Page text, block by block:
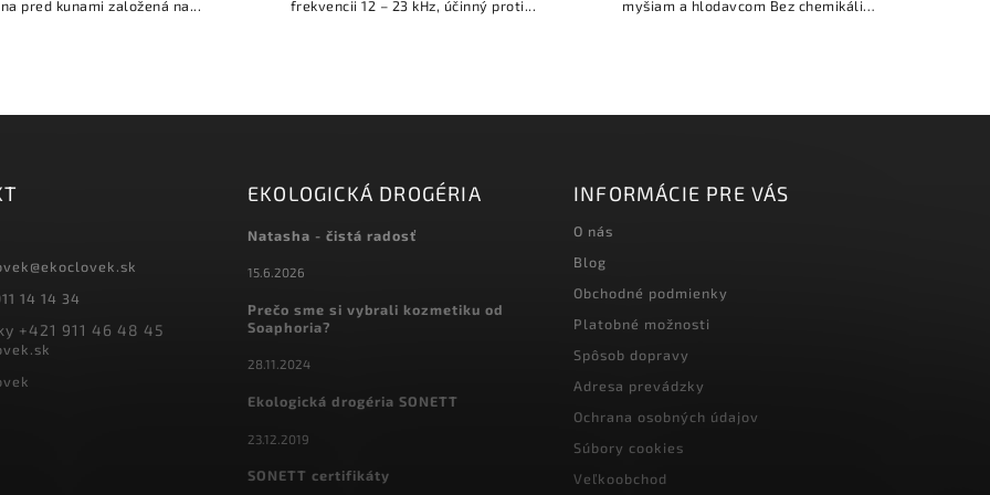
pred kunami založená na...
frekvencii 12 – 23 kHz, účinný proti...
myšiam a hlodavcom Bez chemikálií
@ekoclovek.sk
14 14 34
+421 911 46 48 45
EKOLOGICKÁ DROGÉRIA
Natasha - čistá radosť
15.6.2026
Prečo sme si vybrali kozmetiku od
Soaphoria?
28.11.2024
Ekologická drogéria SONETT
23.12.2019
SONETT certifikáty
INFORMÁCIE PRE VÁS
O nás
Blog
Obchodné podmienky
Platobné možnosti
Spôsob dopravy
Adresa prevádzky
Ochrana osobných údajov
Súbory cookies
Veľkoobchod